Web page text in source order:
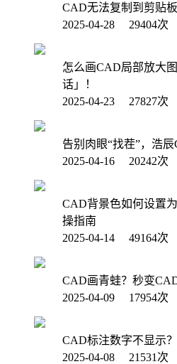
CAD无法复制到剪贴
2025-04-28 29404次
怎么画CAD局部放大
话」！
2025-04-23 27827次
告别肉眼“找茬”，浩
2025-04-16 20242次
CAD背景色如何设置
操指南
2025-04-14 49164次
CAD画青蛙？秒变
2025-04-09 17954次
CAD标注数字不显示
2025-04-08 21531次